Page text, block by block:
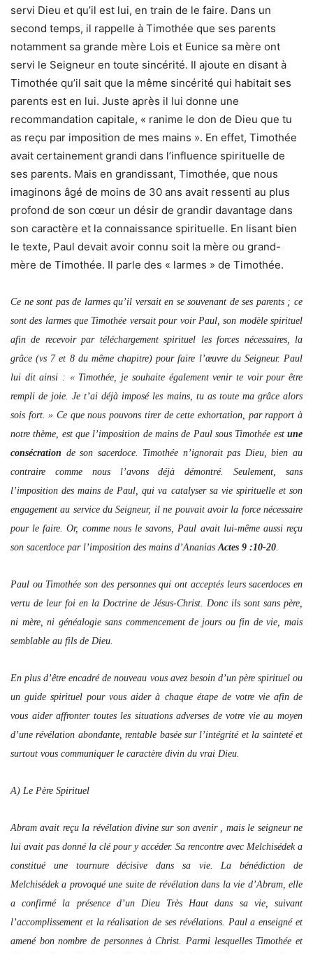
servi Dieu et qu’il est lui, en train de le faire. Dans un
second temps, il rappelle à Timothée que ses parents
notamment sa grande mère Lois et Eunice sa mère ont
servi le Seigneur en toute sincérité. Il ajoute en disant à
Timothée qu’il sait que la même sincérité qui habitait ses
parents est en lui. Juste après il lui donne une
recommandation capitale, « ranime le don de Dieu que tu
as reçu par imposition de mes mains ». En effet, Timothée
avait certainement grandi dans l’influence spirituelle de
ses parents. Mais en grandissant, Timothée, que nous
imaginons âgé de moins de 30 ans avait ressenti au plus
profond de son cœur un désir de grandir davantage dans
son caractère et la connaissance spirituelle. En lisant bien
le texte, Paul devait avoir connu soit la mère ou grand-
mère de Timothée. Il parle des « larmes » de Timothée.
Ce ne sont pas de larmes qu’il versait en se souvenant de ses parents ; ce
sont des larmes que Timothée versait pour voir Paul, son modèle spirituel
afin de recevoir par téléchargement spirituel les forces nécessaires, la
grâce (vs 7 et 8 du même chapitre) pour faire l’œuvre du Seigneur. Paul
lui dit ainsi : « Timothée, je souhaite également venir te voir pour être
rempli de joie. Je t’ai déjà imposé les mains, tu as toute ma grâce alors
sois fort. » Ce que nous pouvons tirer de cette exhortation, par rapport à
notre thème, est que l’imposition de mains de Paul sous Timothée est une
consécration de son sacerdoce. Timothée n’ignorait pas Dieu, bien au
contraire comme nous l’avons déjà démontré. Seulement, sans
l’imposition des mains de Paul, qui va catalyser sa vie spirituelle et son
engagement au service du Seigneur, il ne pouvait avoir la force nécessaire
pour le faire. Or, comme nous le savons, Paul avait lui-même aussi reçu
son sacerdoce par l’imposition des mains d’AnaniasActes 9 :10-20.
Paul ou Timothée son des personnes qui ont acceptés leurs sacerdoces en
vertu de leur foi en la Doctrine de Jésus-Christ. Donc ils sont sans père,
ni mère, ni généalogie sans commencement de jours ou fin de vie, mais
semblable au fils de Dieu.
En plus d’être encadré de nouveau vous avez besoin d’un père spirituel ou
un guide spirituel pour vous aider à chaque étape de votre vie afin de
vous aider affronter toutes les situations adverses de votre vie au moyen
d’une révélation abondante, rentable basée sur l’intégrité et la sainteté et
surtout vous communiquer le caractère divin du vrai Dieu.
A) Le Père Spirituel
Abram avait reçu la révélation divine sur son avenir , mais le seigneur ne
lui avait pas donné la clé pour y accéder. Sa rencontre avec Melchisédek a
constitué une tournure décisive dans sa vie. La bénédiction de
Melchisédek a provoqué une suite de révélation dans la vie d’Abram, elle
a confirmé la présence d’un Dieu Très Haut dans sa vie, suivant
l’accomplissement et la réalisation de ses révélations. Paul a enseigné et
amené bon nombre de personnes à Christ. Parmi lesquelles Timothée et